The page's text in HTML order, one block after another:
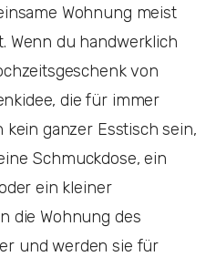
Wohnung meist
Wenn du handwerklich
von
die für immer
ganzer Esstisch sein,
Schmuckdose, ein
ein kleiner
die Wohnung des
und werden sie für